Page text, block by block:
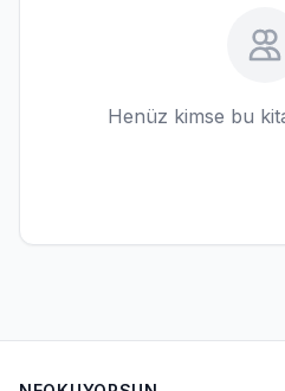
Henüz kimse bu